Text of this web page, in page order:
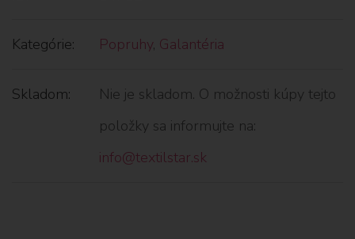
Kategórie: Popruhy, Galantéria
Skladom:
Nie je skladom. O možnosti kúpy tejto
položky sa informujte na:
info@textilstar.sk